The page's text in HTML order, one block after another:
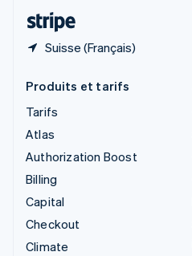
Suisse (Français)
Produits et tarifs
Tarifs
Atlas
Authorization Boost
Billing
Capital
Checkout
Climate